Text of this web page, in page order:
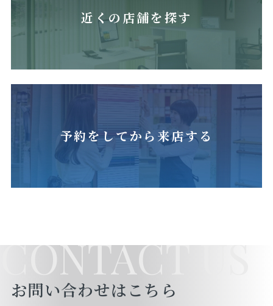
近くの店舗を探す
予約をしてから来店する
CONTACT US
お問い合わせはこちら